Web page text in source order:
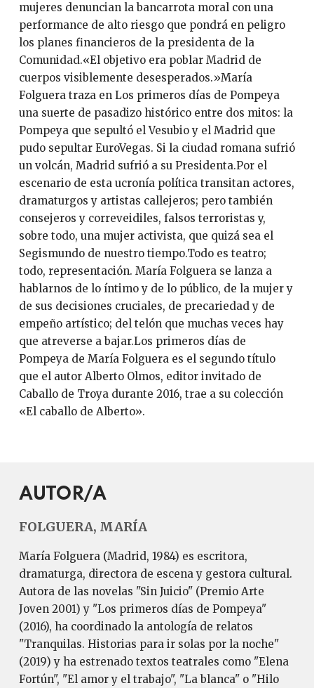
mujeres denuncian la bancarrota moral con una
performance de alto riesgo que pondrá en peligro
los planes financieros de la presidenta de la
Comunidad.«El objetivo era poblar Madrid de
cuerpos visiblemente desesperados.»María
Folguera traza en Los primeros días de Pompeya
una suerte de pasadizo histórico entre dos mitos: la
Pompeya que sepultó el Vesubio y el Madrid que
pudo sepultar EuroVegas. Si la ciudad romana sufrió
un volcán, Madrid sufrió a su Presidenta.Por el
escenario de esta ucronía política transitan actores,
dramaturgos y artistas callejeros; pero también
consejeros y correveidiles, falsos terroristas y,
sobre todo, una mujer activista, que quizá sea el
Segismundo de nuestro tiempo.Todo es teatro;
todo, representación. María Folguera se lanza a
hablarnos de lo íntimo y de lo público, de la mujer y
de sus decisiones cruciales, de precariedad y de
empeño artístico; del telón que muchas veces hay
que atreverse a bajar.Los primeros días de
Pompeya de María Folguera es el segundo título
que el autor Alberto Olmos, editor invitado de
Caballo de Troya durante 2016, trae a su colección
«El caballo de Alberto».
AUTOR/A
FOLGUERA, MARÍA
María Folguera (Madrid, 1984) es escritora,
dramaturga, directora de escena y gestora cultural.
Autora de las novelas "Sin Juicio" (Premio Arte
Joven 2001) y "Los primeros días de Pompeya"
(2016), ha coordinado la antología de relatos
"Tranquilas. Historias para ir solas por la noche"
(2019) y ha estrenado textos teatrales como "Elena
Fortún", "El amor y el trabajo", "La blanca" o "Hilo